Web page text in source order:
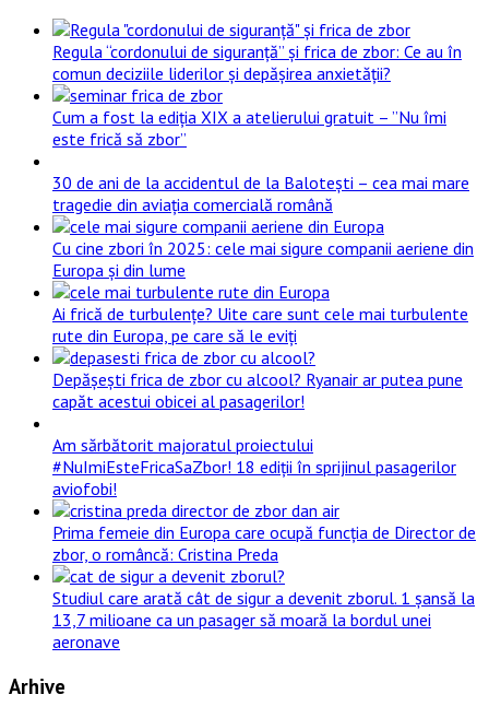
Regula “cordonului de siguranță” și frica de zbor: Ce au în
comun deciziile liderilor și depășirea anxietății?
Cum a fost la ediția XIX a atelierului gratuit – ”Nu îmi
este frică să zbor”
30 de ani de la accidentul de la Balotești – cea mai mare
tragedie din aviația comercială română
Cu cine zbori în 2025: cele mai sigure companii aeriene din
Europa și din lume
Ai frică de turbulențe? Uite care sunt cele mai turbulente
rute din Europa, pe care să le eviți
Depășești frica de zbor cu alcool? Ryanair ar putea pune
capăt acestui obicei al pasagerilor!
Am sărbătorit majoratul proiectului
#NuImiEsteFricaSaZbor! 18 ediții în sprijinul pasagerilor
aviofobi!
Prima femeie din Europa care ocupă funcția de Director de
zbor, o româncă: Cristina Preda
Studiul care arată cât de sigur a devenit zborul. 1 șansă la
13,7 milioane ca un pasager să moară la bordul unei
aeronave
Arhive